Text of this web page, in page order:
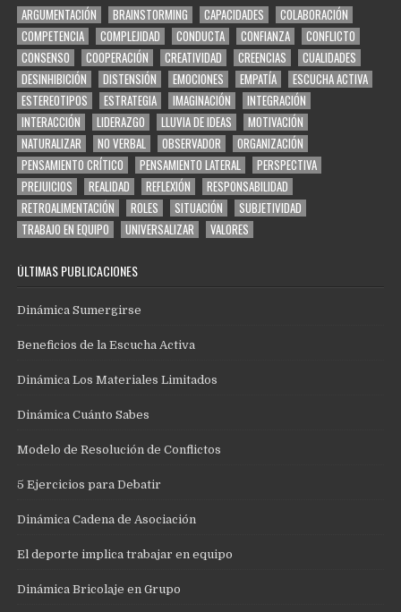
ARGUMENTACIÓN BRAINSTORMING CAPACIDADES
COLABORACIÓN
COMPETENCIA
COMPLEJIDAD CONDUCTA CONFIANZA
CONFLICTO
CONSENSO
COOPERACIÓN CREATIVIDAD CREENCIAS
CUALIDADES
DESINHIBICIÓN
DISTENSIÓN EMOCIONES EMPATÍA
ESCUCHA ACTIVA
ESTEREOTIPOS
ESTRATEGIA IMAGINACIÓN
INTEGRACIÓN
INTERACCIÓN
LIDERAZGO LLUVIA DE IDEAS
MOTIVACIÓN
NATURALIZAR
NO VERBAL OBSERVADOR
ORGANIZACIÓN
PENSAMIENTO CRÍTICO
PENSAMIENTO LATERAL
PERSPECTIVA
PREJUICIOS
REALIDAD REFLEXIÓN
RESPONSABILIDAD
RETROALIMENTACIÓN
ROLES SITUACIÓN
SUBJETIVIDAD
TRABAJO EN EQUIPO
UNIVERSALIZAR VALORES
ÚLTIMAS PUBLICACIONES
Dinámica Sumergirse
Beneficios de la Escucha Activa
Dinámica Los Materiales Limitados
Dinámica Cuánto Sabes
Modelo de Resolución de Conflictos
5 Ejercicios para Debatir
Dinámica Cadena de Asociación
El deporte implica trabajar en equipo
Dinámica Bricolaje en Grupo